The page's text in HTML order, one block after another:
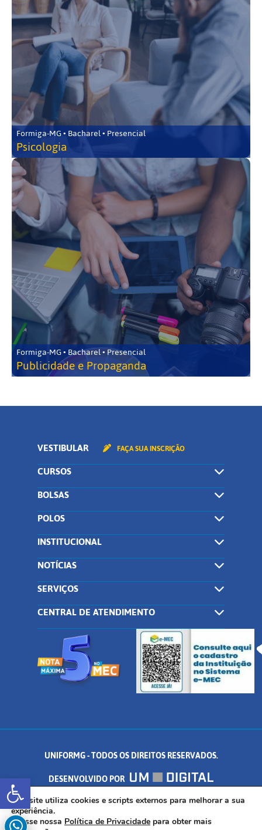
Abrir a barra de ferramentas
Formiga-MG • Bacharel • Presencial
Psicologia
Formiga-MG • Bacharel • Presencial
Publicidade e Propaganda
VESTIBULAR FAÇA SUA INSCRIÇÃO
CURSOS
BOLSAS
POLOS
INSTITUCIONAL
NOTÍCIAS
SERVIÇOS
CENTRAL DE ATENDIMENTO
UNIFORMG - TODOS OS DIREITOS RESERVADOS.
DESENVOLVIDO POR
AV. DR. ARNALDO DE SENNA, 328 - PALMEIRAS, FORMIGA/MG - CEP:
35.574.530
Este site utiliza cookies e scripts externos para melhorar a sua
experiência.
Acesse nossa Política de Privacidade para obter mais